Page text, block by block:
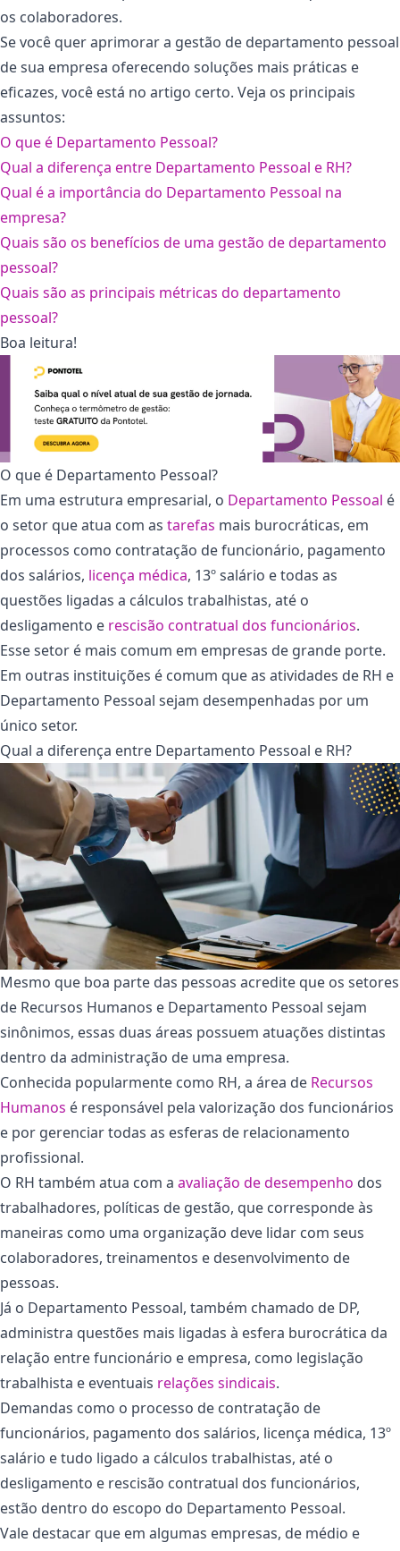
os colaboradores.
Se você quer aprimorar a gestão de departamento pessoal
de sua empresa oferecendo soluções mais práticas e
eficazes, você está no artigo certo. Veja os principais
assuntos:
O que é Departamento Pessoal?
Qual a diferença entre Departamento Pessoal e RH?
Qual é a importância do Departamento Pessoal na
empresa?
Quais são os benefícios de uma gestão de departamento
pessoal?
Quais são as principais métricas do departamento
pessoal?
Boa leitura!
O que é Departamento Pessoal?
Em uma estrutura empresarial, o Departamento Pessoal é
o setor que atua com as tarefas mais burocráticas, em
processos como contratação de funcionário, pagamento
dos salários, licença médica, 13º salário e todas as
questões ligadas a cálculos trabalhistas, até o
desligamento e rescisão contratual dos funcionários.
Esse setor é mais comum em empresas de grande porte.
Em outras instituições é comum que as atividades de RH e
Departamento Pessoal sejam desempenhadas por um
único setor.
Qual a diferença entre Departamento Pessoal e RH?
Mesmo que boa parte das pessoas acredite que os setores
de Recursos Humanos e Departamento Pessoal sejam
sinônimos, essas duas áreas possuem atuações distintas
dentro da administração de uma empresa.
Conhecida popularmente como RH, a área de Recursos
Humanos é responsável pela valorização dos funcionários
e por gerenciar todas as esferas de relacionamento
profissional.
O RH também atua com a avaliação de desempenho dos
trabalhadores, políticas de gestão, que corresponde às
maneiras como uma organização deve lidar com seus
colaboradores, treinamentos e desenvolvimento de
pessoas.
Já o Departamento Pessoal, também chamado de DP,
administra questões mais ligadas à esfera burocrática da
relação entre funcionário e empresa, como legislação
trabalhista e eventuais relações sindicais.
Demandas como o processo de contratação de
funcionários, pagamento dos salários, licença médica, 13º
salário e tudo ligado a cálculos trabalhistas, até o
desligamento e rescisão contratual dos funcionários,
estão dentro do escopo do Departamento Pessoal.
Vale destacar que em algumas empresas, de médio e